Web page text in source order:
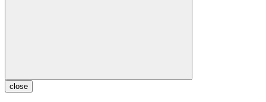
close